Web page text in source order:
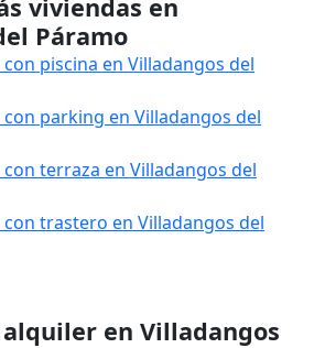
viviendas en
Páramo
piscina en Villadangos del
parking en Villadangos del
terraza en Villadangos del
trastero en Villadangos del
en Villadangos